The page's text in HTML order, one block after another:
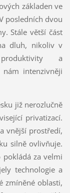
základen ve
posledních dvou
Stále větší část
dluh, nikoliv v
a
nám intenzivněji
již nerozlučně
privatizací.
vnější prostředí,
silně ovlivňuje.
pokládá za velmi
technologie a
zmíněné oblasti,